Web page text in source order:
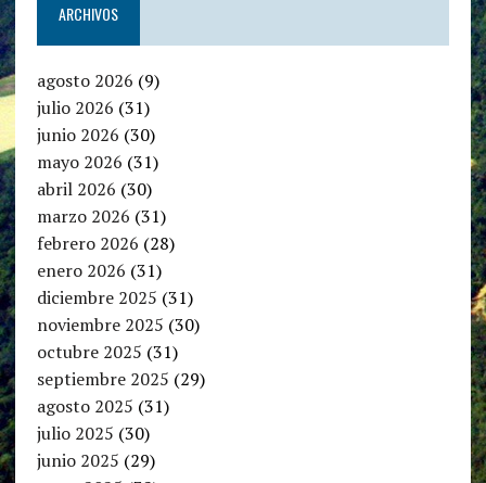
ARCHIVOS
agosto 2026 (9)
julio 2026 (31)
junio 2026 (30)
mayo 2026 (31)
abril 2026 (30)
marzo 2026 (31)
febrero 2026 (28)
enero 2026 (31)
diciembre 2025 (31)
noviembre 2025 (30)
octubre 2025 (31)
septiembre 2025 (29)
agosto 2025 (31)
julio 2025 (30)
junio 2025 (29)